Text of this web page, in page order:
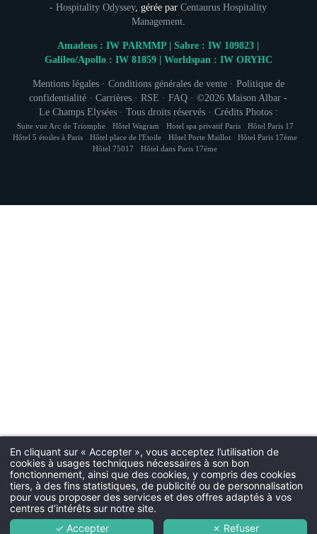
- Hospitality Odyssey, gérée parCentaurus Hospitality
Management.
Amadeus : IW PARMMP | Sabre : IW 109823 |
Galileo/Apollo : IW 81859 | Worldspan : IW ORYHC
Mentions légales· Conditions générales de vente· Politique de
confidentialité ·Carrières ·RSE ·FAQ · ©2026Maison Albar -
Le Champs Elysées· Tous droits réservés · Crédits Photos :
Kpictures © Stefan Kraus ·
Cookies·Hapipowered by
MMCréation
Suite vue Arc de Triomphe Hôtel Wagram Hotel spa privatif Paris
Hôtel Paris 17
Hôtel 5 étoiles à Paris
Hôtel place de l'Etoile Hôtel Porte Maillot
Hôtel Paris 17ème
Hôtel 75017
Hôtel dans Paris 17ème
En cliquant sur « Accepter », vous acceptez l’utilisation de
cookies à usages techniques nécessaires à son bon
fonctionnement, ainsi que des cookies, y compris des cookies
tiers, à des fins statistiques, de publicité ou de personnalisation
pour vous proposer des services et des offres adaptés à vos
centres d’intérêts sur notre site.
✓ Accepter
✗ Refuser